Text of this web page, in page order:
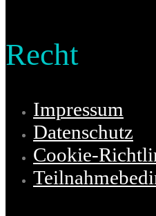
Recht
Impressum
Datenschutz
Cookie-